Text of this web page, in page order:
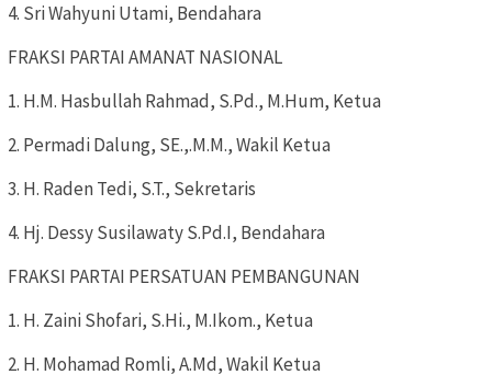
4. Sri Wahyuni Utami, Bendahara
FRAKSI PARTAI AMANAT NASIONAL
1. H.M. Hasbullah Rahmad, S.Pd., M.Hum, Ketua
2. Permadi Dalung, SE.,.M.M., Wakil Ketua
3. H. Raden Tedi, S.T., Sekretaris
4. Hj. Dessy Susilawaty S.Pd.I, Bendahara
FRAKSI PARTAI PERSATUAN PEMBANGUNAN
1. H. Zaini Shofari, S.Hi., M.Ikom., Ketua
2. H. Mohamad Romli, A.Md, Wakil Ketua